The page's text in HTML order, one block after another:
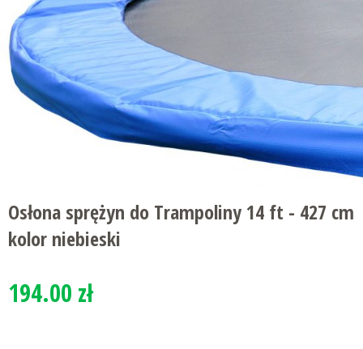
Osłona sprężyn do Trampoliny 14 ft - 427 cm
kolor niebieski
194.00 zł